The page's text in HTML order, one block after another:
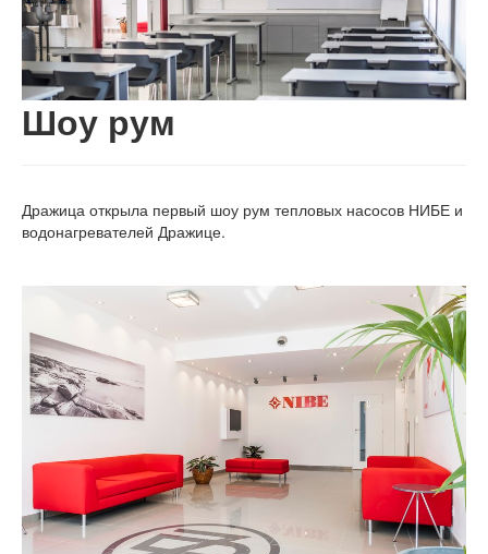
Шоу рум
Дражица открыла первый шоу рум тепловых насосов НИБЕ и
водонагревателей Дражице.